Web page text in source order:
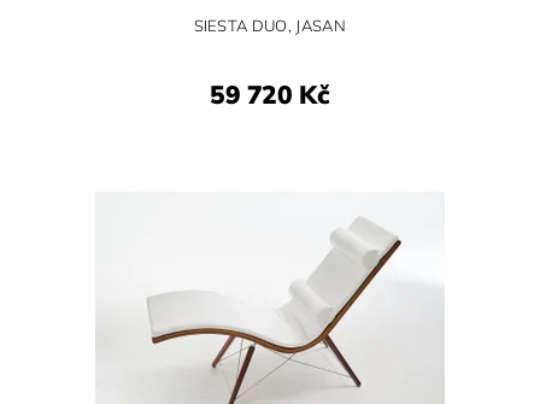
SIESTA DUO, JASAN
59 720 Kč